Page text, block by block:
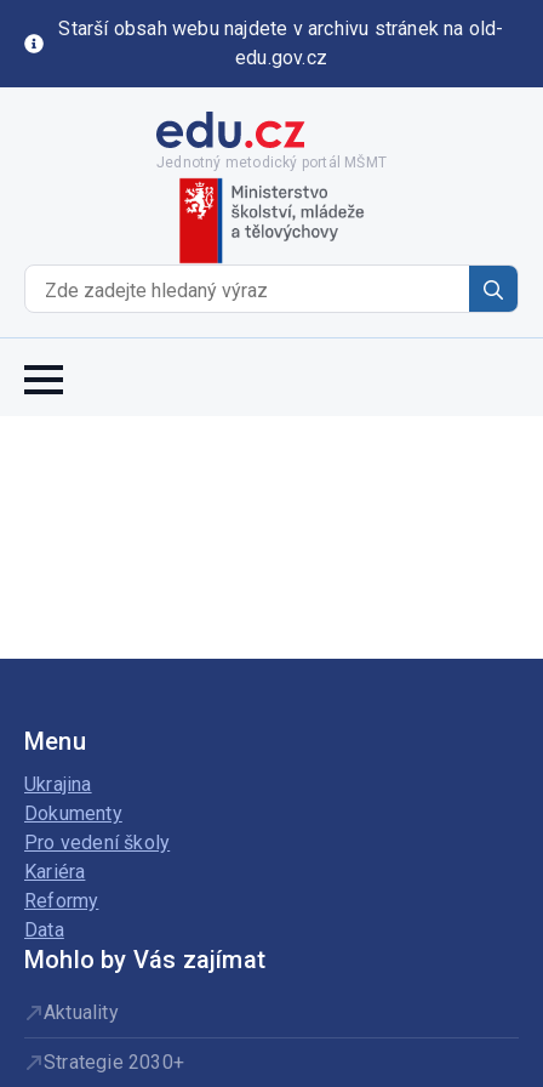
Starší obsah webu najdete v archivu stránek na old-
edu.gov.cz
Jednotný metodický portál MŠMT
for:
Menu
Ukrajina
Dokumenty
Pro vedení školy
Kariéra
Reformy
Data
Mohlo by Vás zajímat
Aktuality
Strategie 2030+